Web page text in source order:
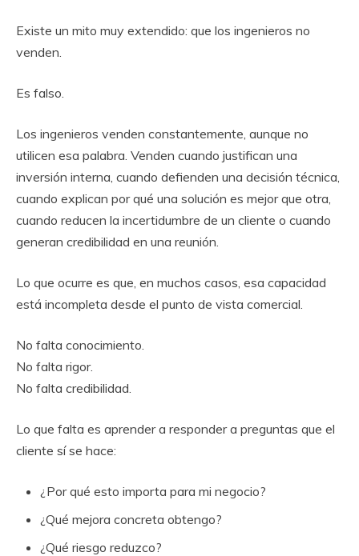
Existe un mito muy extendido: que los ingenieros no
venden.
Es falso.
Los ingenieros venden constantemente, aunque no
utilicen esa palabra. Venden cuando justifican una
inversión interna, cuando defienden una decisión técnica,
cuando explican por qué una solución es mejor que otra,
cuando reducen la incertidumbre de un cliente o cuando
generan credibilidad en una reunión.
Lo que ocurre es que, en muchos casos, esa capacidad
está incompleta desde el punto de vista comercial.
No falta conocimiento.
No falta rigor.
No falta credibilidad.
Lo que falta es aprender a responder a preguntas que el
cliente sí se hace:
¿Por qué esto importa para mi negocio?
¿Qué mejora concreta obtengo?
¿Qué riesgo reduzco?